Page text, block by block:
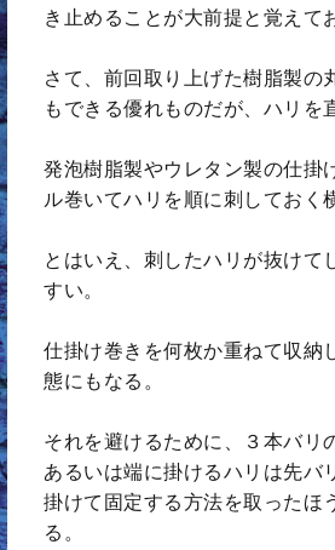
き止めることが大前提と覚えて
さて、前回取り上げた樹脂製の
もできる優れものだが、ハリを
発泡樹脂製やウレタン製の仕掛
ル巻いてハリを順に刺しておく
とはいえ、刺したハリが抜けて
すい。
仕掛け巻きを何枚か重ねて収納
態にもなる。
それを避けるために、３本バリ
あるいは端に掛けるハリは先バ
掛けて固定する方法を取ったほ
る。